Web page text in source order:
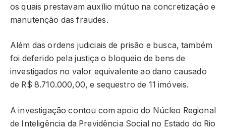
os quais prestavam auxílio mútuo na concretização e
manutenção das fraudes.
Além das ordens judiciais de prisão e busca, também
foi deferido pela justiça o bloqueio de bens de
investigados no valor equivalente ao dano causado
de R$ 8.710.000,00, e sequestro de 11 imóveis.
A investigação contou com apoio do Núcleo Regional
de Inteligência da Previdência Social no Estado do Rio